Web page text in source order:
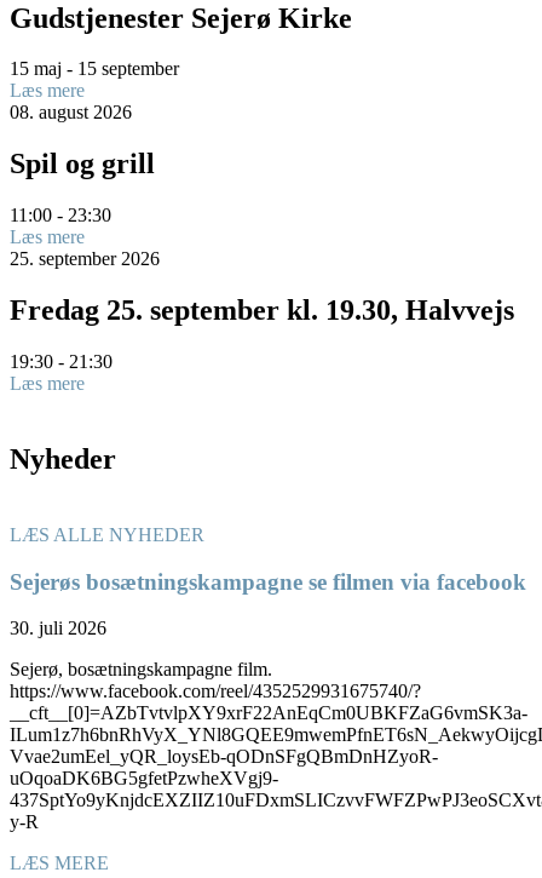
Gudstjenester Sejerø Kirke
15 maj - 15 september
Læs mere
08. august 2026
Spil og grill
11:00 - 23:30
Læs mere
25. september 2026
Fredag 25. september kl. 19.30, Halvvejs
19:30 - 21:30
Læs mere
Nyheder
LÆS ALLE NYHEDER
Sejerøs bosætningskampagne se filmen via facebook
30. juli 2026
Sejerø, bosætningskampagne film.
https://www.facebook.com/reel/4352529931675740/?
__cft__[0]=AZbTvtvlpXY9xrF22AnEqCm0UBKFZaG6vmSK3a-
Vvae2umEel_yQR_loysEb-qODnSFgQBmDnHZyoR-
uOqoaDK6BG5gfetPzwheXVgj9-
y-R
LÆS MERE